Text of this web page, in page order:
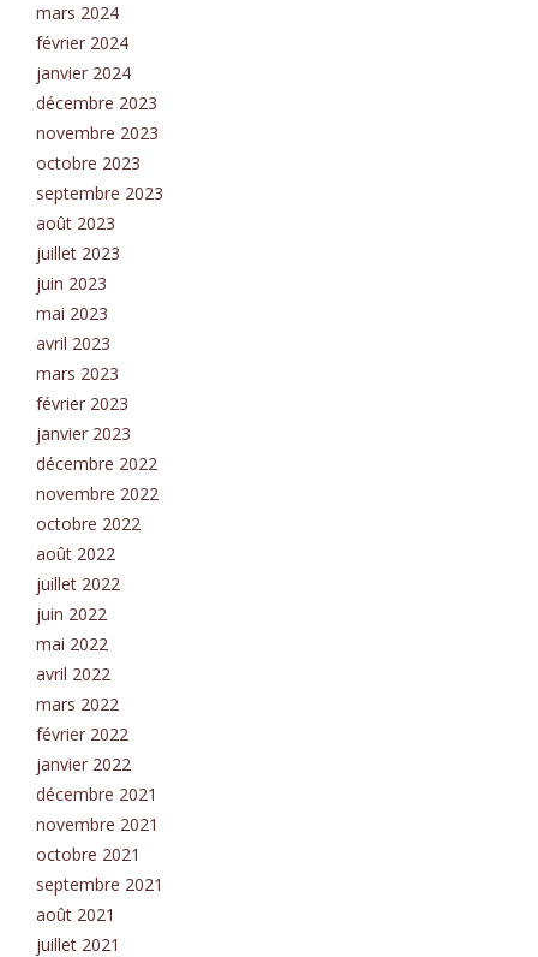
mars 2024
février 2024
janvier 2024
décembre 2023
novembre 2023
octobre 2023
septembre 2023
août 2023
juillet 2023
juin 2023
mai 2023
avril 2023
mars 2023
février 2023
janvier 2023
décembre 2022
novembre 2022
octobre 2022
août 2022
juillet 2022
juin 2022
mai 2022
avril 2022
mars 2022
février 2022
janvier 2022
décembre 2021
novembre 2021
octobre 2021
septembre 2021
août 2021
juillet 2021